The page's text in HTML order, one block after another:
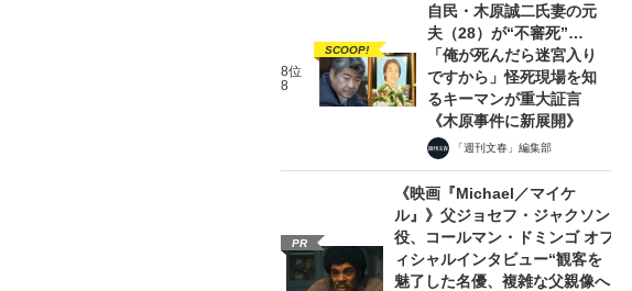
8位
8
SCOOP!
自民・木原誠二氏妻の元
夫（28）が“不審死”…
「俺が死んだら迷宮入り
ですから」怪死現場を知
るキーマンが重大証言
《木原事件に新展開》
「週刊文春」編集部
PR
《映画『Michael／マイケ
ル』》父ジョセフ・ジャクソン
役、コールマン・ドミンゴ オフ
ィシャルインタビュー“観客を
魅了した名優、複雑な父親像へ